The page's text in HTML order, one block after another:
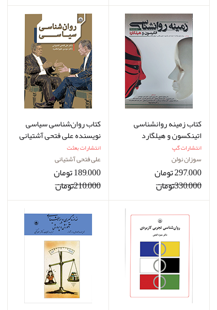
کتاب زمینه روانشناسی
اتینکسون و هیلگارد
نویسنده سوزان نولن
هوکسما مترجم دکتر محمود
ساعتچی
انتشارات گپ
سوزان نولن
297,000 تومان
330,000تومان
کتاب روان‌شناسی سیاسی
نویسنده علی فتحی آشتیانی
انتشارات بعثت
علی فتحی آشتیانی
189,000 تومان
210,000تومان